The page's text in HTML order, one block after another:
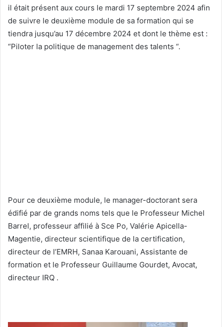
il était présent aux cours le mardi 17 septembre 2024 afin
de suivre le deuxième module de sa formation qui se
tiendra jusqu’au 17 décembre 2024 et dont le thème est :
“Piloter la politique de management des talents “.
Pour ce deuxième module, le manager-doctorant sera
édifié par de grands noms tels que le Professeur Michel
Barrel, professeur affilié à Sce Po, Valérie Apicella-
Magentie, directeur scientifique de la certification,
directeur de l’EMRH, Sanaa Karouani, Assistante de
formation et le Professeur Guillaume Gourdet, Avocat,
directeur IRQ .